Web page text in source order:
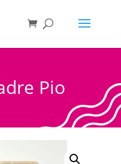
Pio